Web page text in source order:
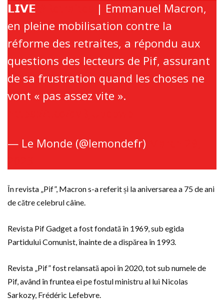
𝗟𝗜𝗩𝗘
| Emmanuel Macron,
en pleine mobilisation contre la
réforme des retraites, a répondu aux
questions des lecteurs de Pif, assurant
de sa frustration quand les choses ne
vont « pas assez vite ».
— Le Monde (@lemondefr)
În revista „Pif”, Macron s-a referit și la aniversarea a 75 de ani
de către celebrul câine.
Revista Pif Gadget a fost fondată în 1969, sub egida
Partidului Comunist, înainte de a dispărea în 1993.
Revista „Pif” fost relansată apoi în 2020, tot sub numele de
Pif, având în fruntea ei pe fostul ministru al lui Nicolas
Sarkozy, Frédéric Lefebvre.